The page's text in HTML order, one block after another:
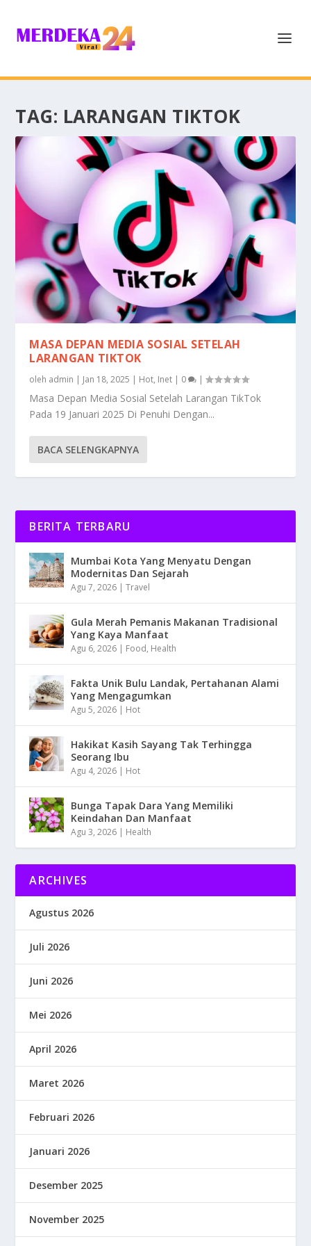
TAG: LARANGAN TIKTOK
MASA DEPAN MEDIA SOSIAL SETELAH
LARANGAN TIKTOK
oleh admin | Jan 18, 2025 | Hot, Inet | 0 |
Masa Depan Media Sosial Setelah Larangan TikTok
Pada 19 Januari 2025 Di Penuhi Dengan...
BACA SELENGKAPNYA
BERITA TERBARU
Mumbai Kota Yang Menyatu Dengan
Modernitas Dan Sejarah
Agu 7, 2026 |Travel
Gula Merah Pemanis Makanan Tradisional
Yang Kaya Manfaat
Agu 6, 2026 | Food, Health
Fakta Unik Bulu Landak, Pertahanan Alami
Yang Mengagumkan
Agu 5, 2026 | Hot
Hakikat Kasih Sayang Tak Terhingga
Seorang Ibu
Agu 4, 2026 | Hot
Bunga Tapak Dara Yang Memiliki
Keindahan Dan Manfaat
Agu 3, 2026 | Health
ARCHIVES
Agustus 2026
Juli 2026
Juni 2026
Mei 2026
April 2026
Maret 2026
Februari 2026
Januari 2026
Desember 2025
November 2025